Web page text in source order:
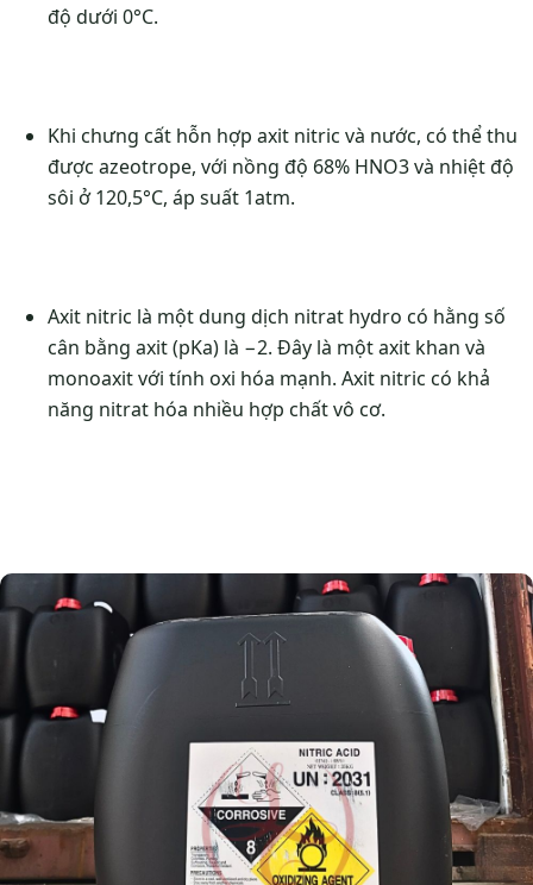
độ dưới 0°C.
Khi chưng cất hỗn hợp axit nitric và nước, có thể thu
được azeotrope, với nồng độ 68% HNO3 và nhiệt độ
sôi ở 120,5°C, áp suất 1atm.
Axit nitric là một dung dịch nitrat hydro có hằng số
cân bằng axit (pKa) là −2. Đây là một axit khan và
monoaxit với tính oxi hóa mạnh. Axit nitric có khả
năng nitrat hóa nhiều hợp chất vô cơ.